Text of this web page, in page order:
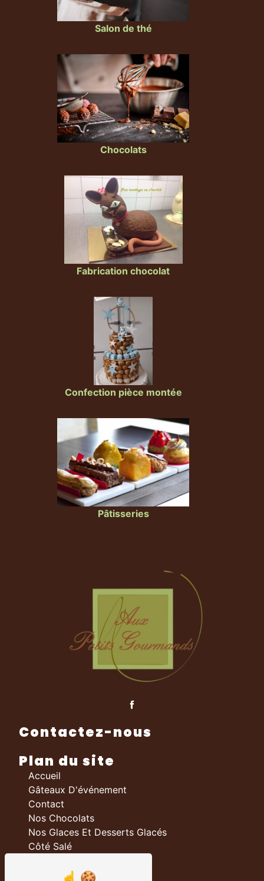
Salon de thé
Chocolats
Fabrication chocolat
Confection pièce montée
Pâtisseries
Contactez-nous
Plan du site
Accueil
Gâteaux D'événement
Contact
Nos Chocolats
Nos Glaces Et Desserts Glacés
Côté Salé
Nos prestations